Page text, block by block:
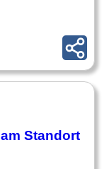
am Standort